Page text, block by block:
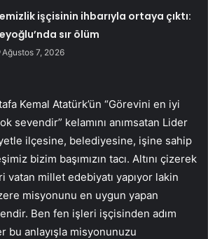
işçisinin ihbarıyla ortaya çıktı:
sır ölüm
Ağustos 7, 2026
Kemal Atatürk’ün “Görevini en iyi
sevendir” kelamını anımsatan Lider
ilçesine, belediyesine, işine sahip
bizim başımızın tacı. Altını çizerek
vatan millet edebiyatı yapıyor lakin
misyonunu en uygun yapan
Ben fen işleri işçisinden adım
bu anlayışla misyonunuzu